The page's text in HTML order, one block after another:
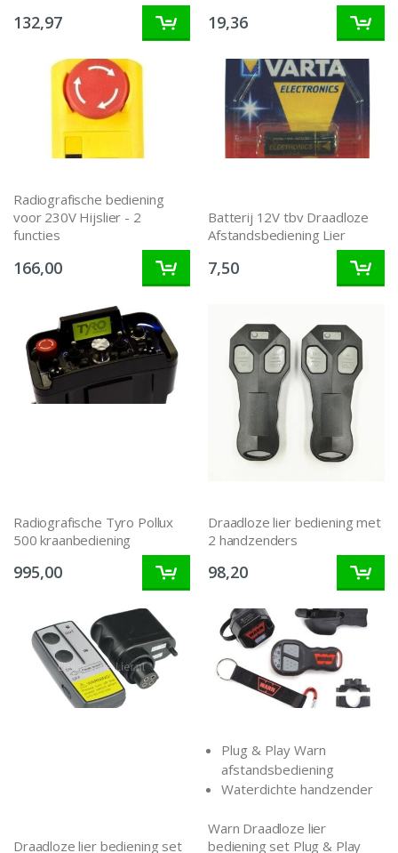
132,97 19,36
Radiografische bediening
voor 230V Hijslier - 2
functies
166,00
Batterij 12V tbv Draadloze
Afstandsbediening Lier
7,50
Radiografische Tyro Pollux
500 kraanbediening
995,00
Draadloze lier bediening met
2 handzenders
98,20
Draadloze lier bediening set
Plug & Play Warn
afstandsbediening
Waterdichte handzender
Warn Draadloze lier
bediening set Plug & Play